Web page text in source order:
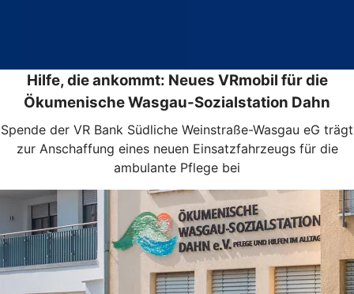
Hilfe, die ankommt: Neues VRmobil für die
Ökumenische Wasgau-Sozialstation Dahn
Spende der VR Bank Südliche Weinstraße-Wasgau eG trägt
zur Anschaffung eines neuen Einsatzfahrzeugs für die
ambulante Pflege bei